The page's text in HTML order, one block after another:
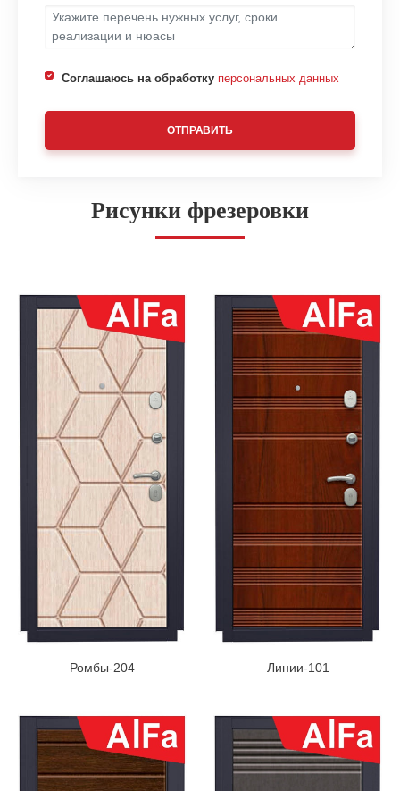
Соглашаюсь на обработку персональных данных
ОТПРАВИТЬ
Рисунки фрезеровки
Ромбы-204 Линии-101